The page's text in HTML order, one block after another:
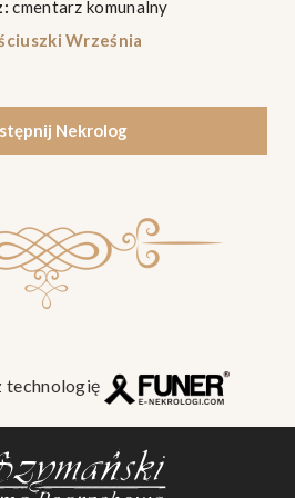
cmentarz komunalny
Września
Nekrolog
technologię